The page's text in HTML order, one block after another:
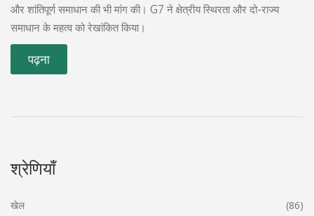
और शांतिपूर्ण समाधान की भी मांग की। G7 ने क्षेत्रीय स्थिरता और दो-राज्य
समाधान के महत्व को रेखांकित किया।
पढ़ना
श्रेणियाँ
खेल (86)